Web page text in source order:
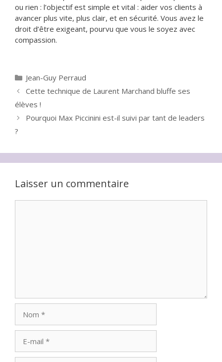
ou rien : l’objectif est simple et vital : aider vos clients à
avancer plus vite, plus clair, et en sécurité. Vous avez le
droit d’être exigeant, pourvu que vous le soyez avec
compassion.
Catégories
Jean-Guy Perraud
Cette technique de Laurent Marchand bluffe ses
élèves !
Pourquoi Max Piccinini est-il suivi par tant de leaders
?
Laisser un commentaire
mail